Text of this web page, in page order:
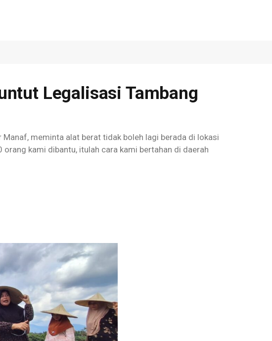
Legalisasi Tambang
meminta alat berat tidak boleh lagi berada di lokasi
kami dibantu, itulah cara kami bertahan di daerah